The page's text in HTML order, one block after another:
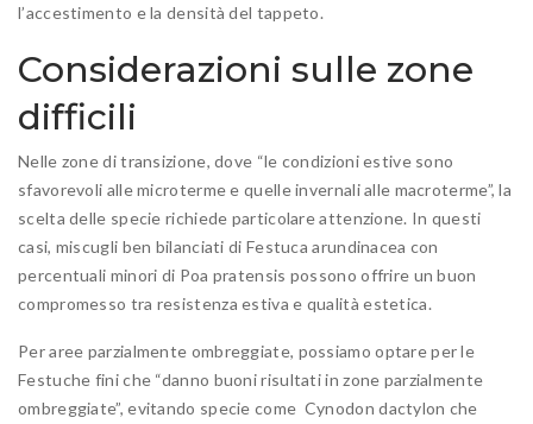
l’accestimento e la densità del tappeto.
Considerazioni sulle zone
difficili
Nelle zone di transizione, dove “le condizioni estive sono
sfavorevoli alle microterme e quelle invernali alle macroterme”, la
scelta delle specie richiede particolare attenzione. In questi
casi, miscugli ben bilanciati di Festuca arundinacea con
percentuali minori di Poa pratensis possono offrire un buon
compromesso tra resistenza estiva e qualità estetica.
Per aree parzialmente ombreggiate, possiamo optare per le
Festuche fini che “danno buoni risultati in zone parzialmente
ombreggiate”, evitando specie come Cynodon dactylon che